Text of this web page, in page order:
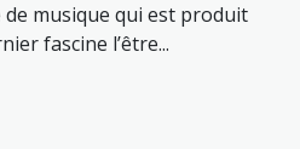
musique qui est produit
fascine l’être...